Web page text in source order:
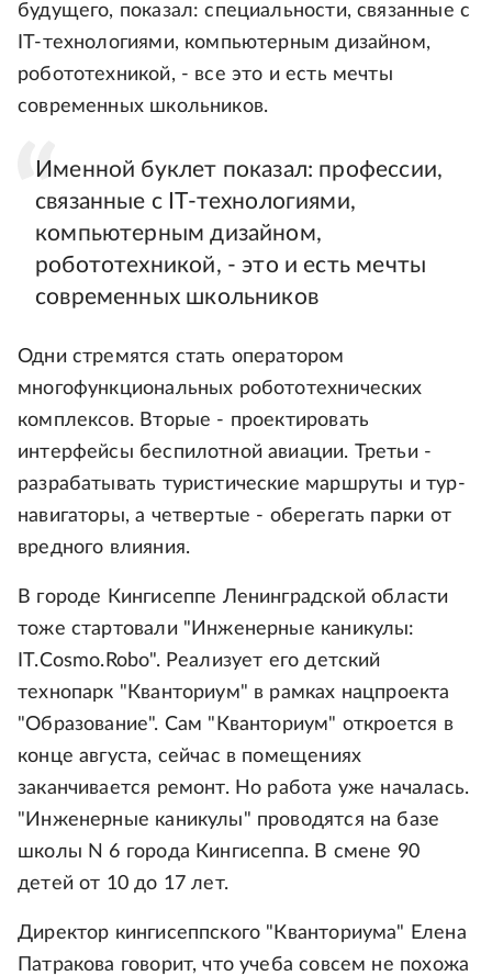
будущего, показал: специальности, связанные с
IT-технологиями, компьютерным дизайном,
робототехникой, - все это и есть мечты
современных школьников.
Именной буклет показал: профессии,
связанные с IT-технологиями,
компьютерным дизайном,
робототехникой, - это и есть мечты
современных школьников
Одни стремятся стать оператором
многофункциональных робототехнических
комплексов. Вторые - проектировать
интерфейсы беспилотной авиации. Третьи -
разрабатывать туристические маршруты и тур-
навигаторы, а четвертые - оберегать парки от
вредного влияния.
В городе Кингисеппе Ленинградской области
тоже стартовали "Инженерные каникулы:
IT.Cosmo.Robo". Реализует его детский
технопарк "Кванториум" в рамках нацпроекта
"Образование". Сам "Кванториум" откроется в
конце августа, сейчас в помещениях
заканчивается ремонт. Но работа уже началась.
"Инженерные каникулы" проводятся на базе
школы N 6 города Кингисеппа. В смене 90
детей от 10 до 17 лет.
Директор кингисеппского "Кванториума" Елена
Патракова говорит, что учеба совсем не похожа